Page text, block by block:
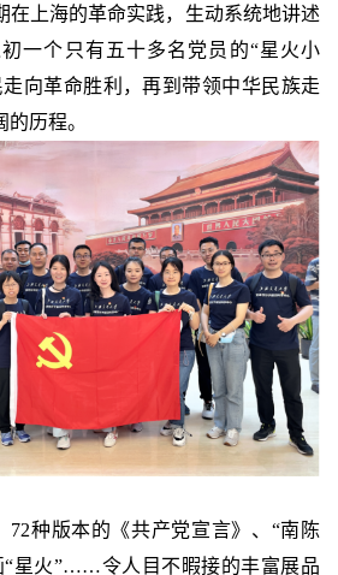
在上海的革命实践，生动系统地讲述
一个只有五十多名党员的“星火小
向革命胜利，再到带领中华民族走
历程。
72种版本的《共产党宣言》、“南陈
“星火”……令人目不暇接的丰富展品